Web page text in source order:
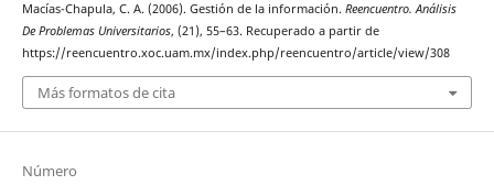
Macías-Chapula, C. A. (2006). Gestión de la información. Reencuentro. Análisis
De Problemas Universitarios, (21), 55–63. Recuperado a partir de
https://reencuentro.xoc.uam.mx/index.php/reencuentro/article/view/308
Más formatos de cita
Número